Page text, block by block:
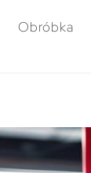
Obróbka